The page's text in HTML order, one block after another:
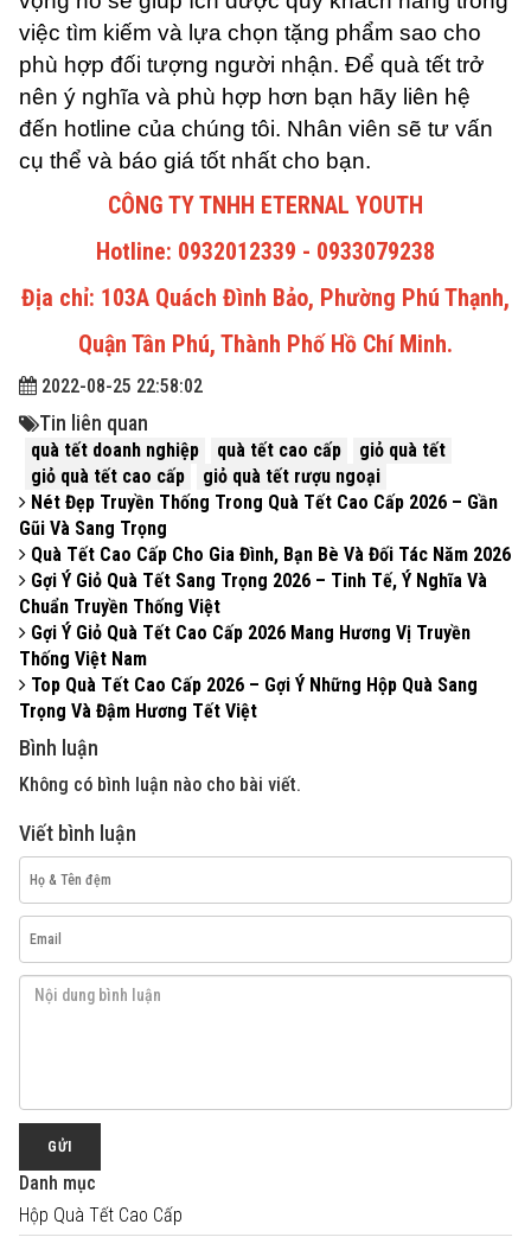
việc tìm kiếm và lựa chọn tặng phẩm sao cho
phù hợp đối tượng người nhận. Để quà tết trở
nên ý nghĩa và phù hợp hơn bạn hãy liên hệ
đến hotline của chúng tôi. Nhân viên sẽ tư vấn
cụ thể và báo giá tốt nhất cho bạn.
CÔNG TY TNHH ETERNAL YOUTH
Hotline: 0932012339 - 0933079238
Địa chỉ: 103A Quách Đình Bảo, Phường Phú Thạnh,
Quận Tân Phú, Thành Phố Hồ Chí Minh.
2022-08-25 22:58:02
quà tết doanh nghiệp quà tết cao cấp
giỏ quà tết
giỏ quà tết cao cấp
giỏ quà tết rượu ngoại
Tin liên quan
Nét Đẹp Truyền Thống Trong Quà Tết Cao Cấp 2026 – Gần
Gũi Và Sang Trọng
Quà Tết Cao Cấp Cho Gia Đình, Bạn Bè Và Đối Tác Năm 2026
Gợi Ý Giỏ Quà Tết Sang Trọng 2026 – Tinh Tế, Ý Nghĩa Và
Chuẩn Truyền Thống Việt
Gợi Ý Giỏ Quà Tết Cao Cấp 2026 Mang Hương Vị Truyền
Thống Việt Nam
Top Quà Tết Cao Cấp 2026 – Gợi Ý Những Hộp Quà Sang
Trọng Và Đậm Hương Tết Việt
Bình luận
Không có bình luận nào cho bài viết.
Viết bình luận
GỬI
Danh mục
Hộp Quà Tết Cao Cấp